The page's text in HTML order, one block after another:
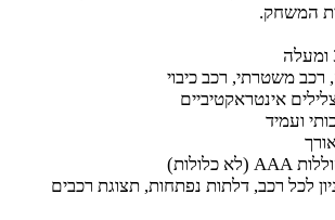
המשחק.
רכב משטרתי, רכב כיבוי
אינטראקטיביים
ועמיד
לכל רכב, דלתות נפתחות, תצוגת רכבים